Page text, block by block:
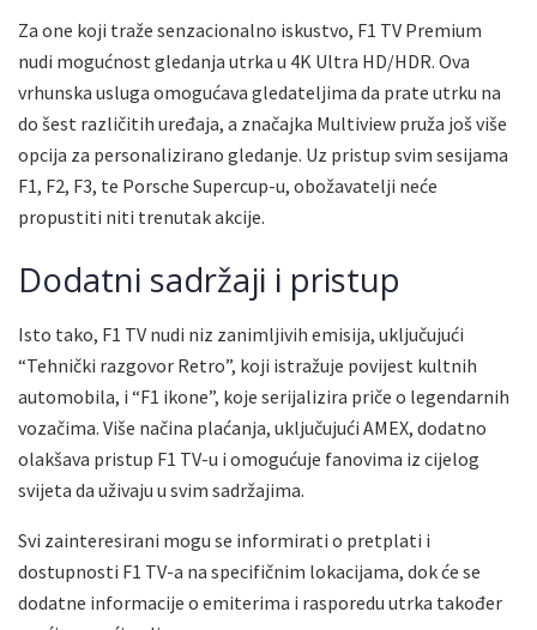
Za one koji traže senzacionalno iskustvo, F1 TV Premium
nudi mogućnost gledanja utrka u 4K Ultra HD/HDR. Ova
vrhunska usluga omogućava gledateljima da prate utrku na
do šest različitih uređaja, a značajka Multiview pruža još više
opcija za personalizirano gledanje. Uz pristup svim sesijama
F1, F2, F3, te Porsche Supercup-u, obožavatelji neće
propustiti niti trenutak akcije.
Dodatni sadržaji i pristup
Isto tako, F1 TV nudi niz zanimljivih emisija, uključujući
“Tehnički razgovor Retro”, koji istražuje povijest kultnih
automobila, i “F1 ikone”, koje serijalizira priče o legendarnih
vozačima. Više načina plaćanja, uključujući AMEX, dodatno
olakšava pristup F1 TV-u i omogućuje fanovima iz cijelog
svijeta da uživaju u svim sadržajima.
Svi zainteresirani mogu se informirati o pretplati i
dostupnosti F1 TV-a na specifičnim lokacijama, dok će se
dodatne informacije o emiterima i rasporedu utrka također